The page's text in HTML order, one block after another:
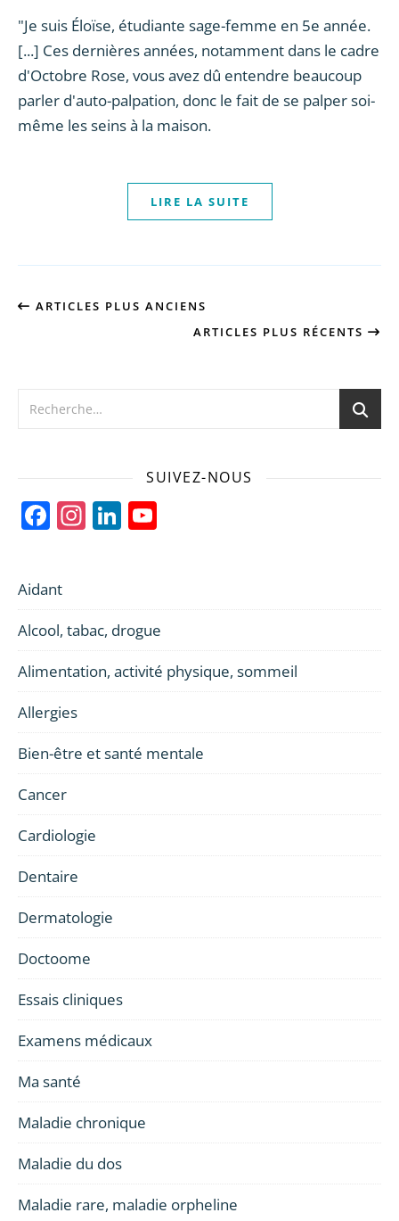
"Je suis Éloïse, étudiante sage-femme en 5e année.
[...] Ces dernières années, notamment dans le cadre
d'Octobre Rose, vous avez dû entendre beaucoup
parler d'auto-palpation, donc le fait de se palper soi-
même les seins à la maison.
LIRE LA SUITE
ARTICLES PLUS ANCIENS
ARTICLES PLUS RÉCENTS
SUIVEZ-NOUS
Facebook
Instagram
LinkedIn
Aidant
Alcool, tabac, drogue
Alimentation, activité physique, sommeil
Allergies
Bien-être et santé mentale
Cancer
Cardiologie
Dentaire
Dermatologie
Doctoome
Essais cliniques
Examens médicaux
Ma santé
Maladie chronique
Maladie du dos
Maladie rare, maladie orpheline